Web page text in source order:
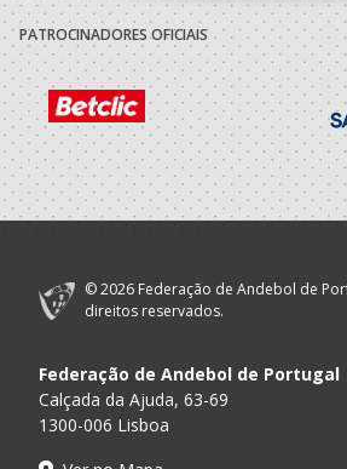
PATROCINADORES OFICIAIS
© 2026 Federação de Andebol de
direitos reservados.
Federação de Andebol de Portugal
Calçada da Ajuda, 63-69
1300-006 Lisboa